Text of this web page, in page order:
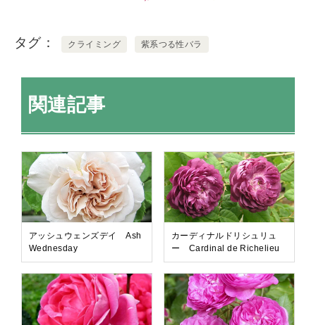
タグ クライミング 紫系つる性バラ
関連記事
アッシュウェンズデイ Ash
Wednesday
カーディナルドリシュリュ
ー Cardinal de Richelieu